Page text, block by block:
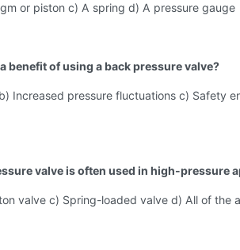
or piston c) A spring d) A pressure gauge
benefit of using a back pressure valve?
Increased pressure fluctuations c) Safety
valve is often used in high-pressure
valve c) Spring-loaded valve d) All of the